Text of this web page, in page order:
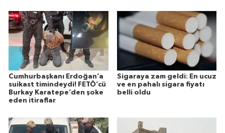
Cumhurbaşkanı Erdoğan’a
suikast timindeydi! FETÖ’cü
Burkay Karatepe’den şoke
eden itiraflar
Sigaraya zam geldi: En ucuz
ve en pahalı sigara fiyatı
belli oldu